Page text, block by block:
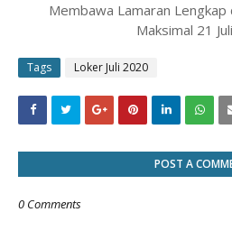
Membawa Lamaran Lengkap
Maksimal 21
Tags Loker Juli 2020
POST A
0 Comments